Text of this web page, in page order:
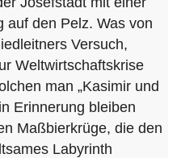
auf den Pelz. Was von
Versuch,
Weltwirtschaftskrise
man „Kasimir und
Erinnerung bleiben
Maßbierkrüge, die den
Labyrinth